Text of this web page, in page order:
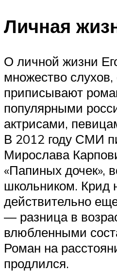
Личная
О личной жизни
множество
приписывают
популярными
актрисами,
В 2012 году СМИ
Мирослава
«‎Папиных дочек»‎‎,
школьником. Крид
действительно
— разница в
влюбленными
Роман на
продлился.